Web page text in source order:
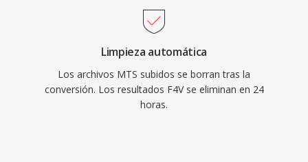
Limpieza automática
Los archivos MTS subidos se borran tras la
conversión. Los resultados F4V se eliminan en 24
horas.